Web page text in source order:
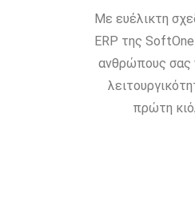
Με ευέλικτη
ERP της
ανθρώπους σας
πρώτη